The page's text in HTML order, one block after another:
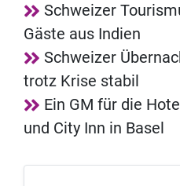
Schweizer
Gäste aus Indien
Schweizer
trotz Krise stabil
Ein GM für die
und City Inn in Basel